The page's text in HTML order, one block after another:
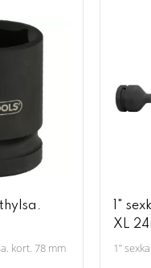
kort. 78 mm
1"
XL
1”